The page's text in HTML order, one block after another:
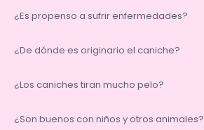
¿Es propenso a sufrir enfermedades?
¿De dónde es originario el caniche?
¿Los caniches tiran mucho pelo?
¿Son buenos con niños y otros animales?